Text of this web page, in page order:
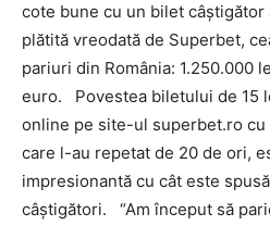
cote bune cu un bilet câştigător
plătită vreodată de Superbet,
pariuri din România: 1.250.000
euro. Povestea biletului de 15
online pe site-ul superbet.ro cu
care l-au repetat de 20 de ori,
impresionantă cu cât este
câştigători. “Am început să